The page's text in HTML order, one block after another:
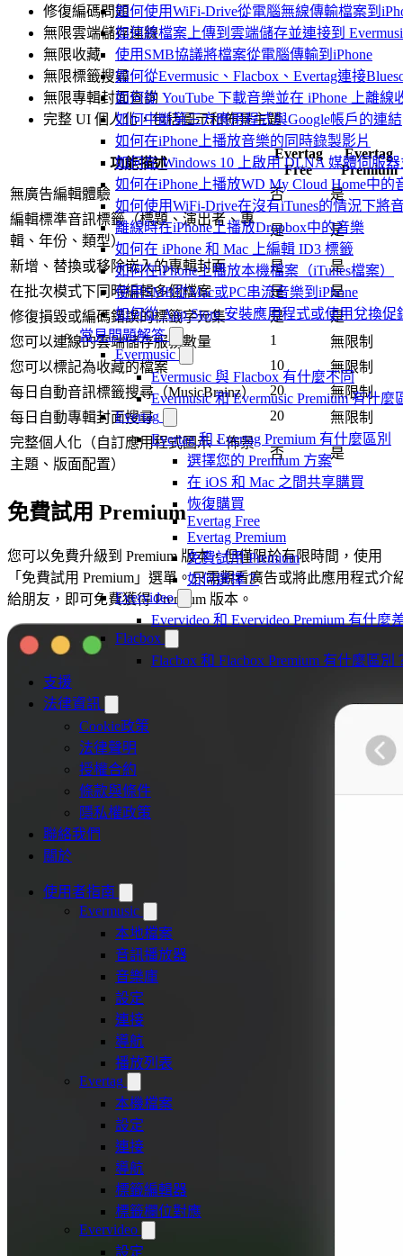
如何使用WiFi-Drive從電腦無線傳輸檔案到
如何將檔案上傳到雲端儲存並連接到
使用SMB協議將檔案從電腦傳輸到iPhone
如何從Evermusic、Flacbox、Evertag連接
如何從 YouTube 下載音樂並在 iPhone 上離線
如何中斷第三方應用程式與Google帳戶的連結
如何在iPhone上播放音樂的同時錄製影片
如何在 Windows 10 上啟用 DLNA 媒體伺服
如何在iPhone上播放WD My Cloud Home中的
如何使用WiFi-Drive在沒有iTunes的情況下將
離線時在iPhone上播放Dropbox中的音樂
如何在 iPhone 和 Mac 上編輯 ID3 標籤
如何在iPhone上播放本機檔案（iTunes檔案）
使用SMB從Mac或PC串流音樂到iPhone
如何從 App Store 安裝應用程式或使用兌換
常見問題解答
Evermusic
Evermusic 與 Flacbox 有什麼不同
Evermusic 和 Evermusic Premium 有什麼
Evertag
Evertag 和 Evertag Premium 有什麼區別
選擇您的 Premium 方案
在 iOS 和 Mac 之間共享購買
恢復購買
Evertag Free
Evertag Premium
免費試用 Premium
如何選擇？
Evervideo
Evervideo 和 Evervideo Premium 有什麼
Flacbox
Flacbox 和 Flacbox Premium 有什麼區別
支援
法律資訊
Cookie政策
法律聲明
授權合約
條款與條件
隱私權政策
聯絡我們
關於
使用者指南
Evermusic
本地檔案
音訊播放器
音樂庫
設定
連接
導航
播放列表
Evertag
本機檔案
設定
連接
導航
標籤編輯器
標籤欄位對應
Evervideo
設定
修復編碼問題
無限雲端儲存連線
無限收藏
無限標籤搜尋
無限專輯封面查詢
完整 UI 個人化，包括圖示和佈景主題
功能描述
Evertag
Free
Evertag
Premium
無廣告編輯體驗
否
是
編輯標準音訊標籤（標題、演出者、專
輯、年份、類型）
是 是
新增、替換或移除嵌入的專輯封面 是
是
在批次模式下同時編輯多個檔案
是
是
修復損毀或編碼錯誤的標籤字元集
是
是
您可以連線的雲端儲存服務數量
1
無限制
您可以標記為收藏的檔案
10
無限制
每日自動音訊標籤搜尋（MusicBrainz）
20
無限制
每日自動專輯封面搜尋
20
無限制
完整個人化（自訂應用程式圖示、佈景
主題、版面配置）
否 是
免費試用 Premium
您可以免費升級到 Premium 版本，但僅限於有限時間，使用
「免費試用 Premium」選單。只需觀看廣告或將此應用程式介
給朋友，即可免費獲得 Premium 版本。